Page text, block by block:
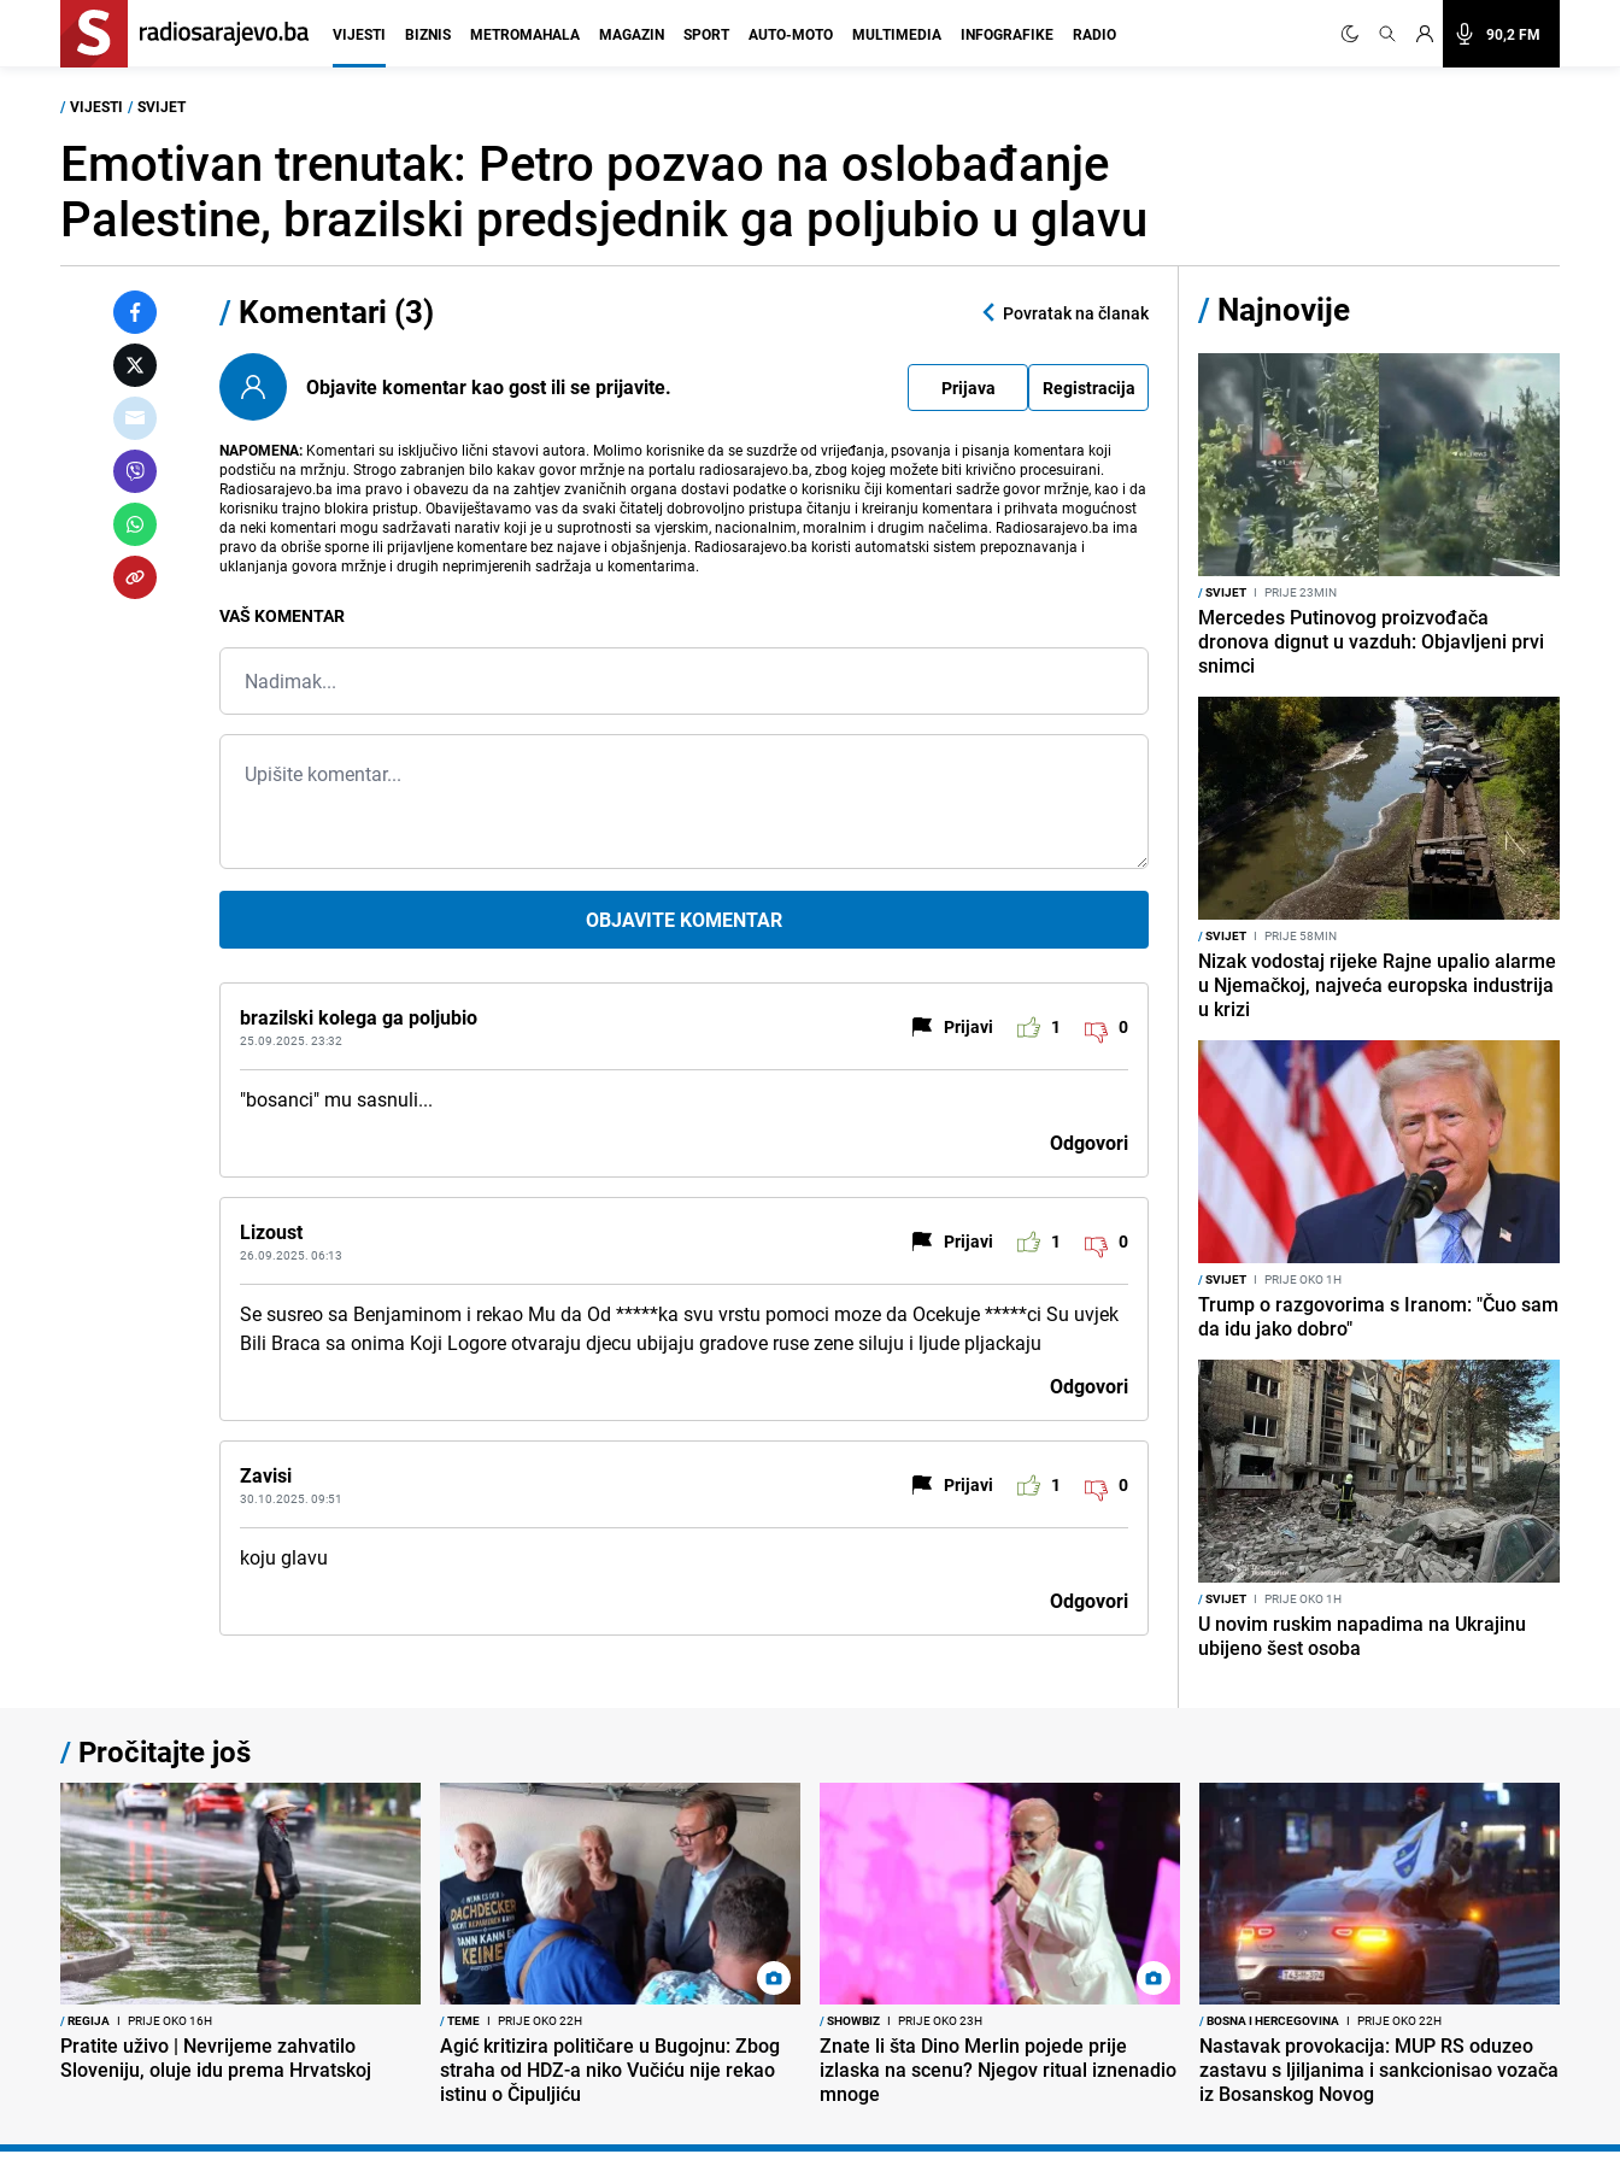
90,2 FM
VIJESTI BIZNIS METROMAHALA MAGAZIN SPORT AUTO-MOTO MULTIMEDIA INFOGRAFIKE RADIO
/ VIJESTI / SVIJET
Emotivan trenutak: Petro pozvao na oslobađanje
Palestine, brazilski predsjednik ga poljubio u glavu
/ Komentari (3) Povratak na članak
Objavite komentar kao gost ili se prijavite. Prijava Registracija
NAPOMENA: Komentari su isključivo lični stavovi autora. Molimo korisnike da se suzdrže od vrijeđanja, psovanja i pisanja komentara koji
podstiču na mržnju. Strogo zabranjen bilo kakav govor mržnje na portalu radiosarajevo.ba, zbog kojeg možete biti krivično procesuirani.
Radiosarajevo.ba ima pravo i obavezu da na zahtjev zvaničnih organa dostavi podatke o korisniku čiji komentari sadrže govor mržnje, kao i da
korisniku trajno blokira pristup. Obaviještavamo vas da svaki čitatelj dobrovoljno pristupa čitanju i kreiranju komentara i prihvata mogućnost
da neki komentari mogu sadržavati narativ koji je u suprotnosti sa vjerskim, nacionalnim, moralnim i drugim načelima. Radiosarajevo.ba ima
pravo da obriše sporne ili prijavljene komentare bez najave i objašnjenja. Radiosarajevo.ba koristi automatski sistem prepoznavanja i
uklanjanja govora mržnje i drugih neprimjerenih sadržaja u komentarima.
VAŠ KOMENTAR
OBJAVITE KOMENTAR
brazilski kolega ga poljubio
25.09.2025. 23:32
Prijavi 1 0
"bosanci" mu sasnuli...
Odgovori
Lizoust
26.09.2025. 06:13
Prijavi 1 0
Se susreo sa Benjaminom i rekao Mu da Od *****ka svu vrstu pomoci moze da Ocekuje *****ci Su uvjek
Bili Braca sa onima Koji Logore otvaraju djecu ubijaju gradove ruse zene siluju i ljude pljackaju
Odgovori
Zavisi
30.10.2025. 09:51
Prijavi 1 0
koju glavu
Odgovori
/ Najnovije
/SVIJET I PRIJE 23MIN
Mercedes Putinovog proizvođača
dronova dignut u vazduh: Objavljeni prvi
snimci
/SVIJET I PRIJE 58MIN
Nizak vodostaj rijeke Rajne upalio alarme
u Njemačkoj, najveća europska industrija
u krizi
/SVIJET I PRIJE OKO 1H
Trump o razgovorima s Iranom: "Čuo sam
da idu jako dobro"
/SVIJET I PRIJE OKO 1H
U novim ruskim napadima na Ukrajinu
ubijeno šest osoba
/ Pročitajte još
/REGIJA I PRIJE OKO 16H
Pratite uživo | Nevrijeme zahvatilo
Sloveniju, oluje idu prema Hrvatskoj
/TEME I PRIJE OKO 22H
Agić kritizira političare u Bugojnu: Zbog
straha od HDZ-a niko Vučiću nije rekao
istinu o Čipuljiću
/SHOWBIZ I PRIJE OKO 23H
Znate li šta Dino Merlin pojede prije
izlaska na scenu? Njegov ritual iznenadio
mnoge
/BOSNA I HERCEGOVINA I PRIJE OKO 22H
Nastavak provokacija: MUP RS oduzeo
zastavu s ljiljanima i sankcionisao vozača
iz Bosanskog Novog